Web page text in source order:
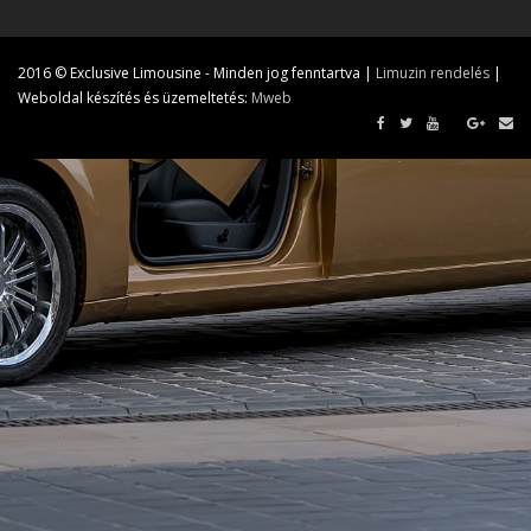
2016 © Exclusive Limousine - Minden jog fenntartva | Limuzin rendelés |
Weboldal készítés és üzemeltetés: Mweb